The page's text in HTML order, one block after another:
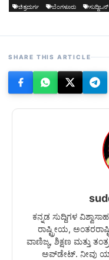
ಚಿತ್ರದುರ್ಗ
ಬೆಂಗಳೂರು ಸುದ್ದಿಒನ್
SHARE THIS ARTICLE
ಕನ್ನಡ ಸುದ್ದಿಗಳ
ರಾಷ್ಟ್ರೀಯ,
ವಾಣಿಜ್ಯ, ಶಿಕ್ಷಣ ಮತ್ತು
ಅಪ್‌ಡೇಟ್. ನೀವು